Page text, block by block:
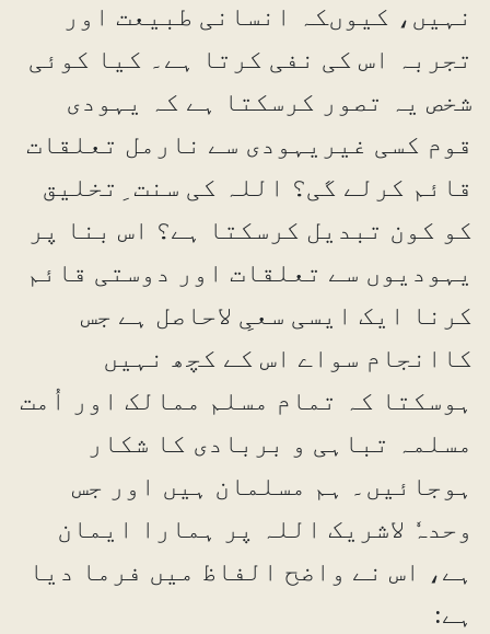
نہیں، کیوںکہ انسانی طبیعت اور
تجربہ اس کی نفی کرتا ہے۔ کیا کوئی
شخص یہ تصور کرسکتا ہے کہ یہودی
قوم کسی غیریہودی سے نارمل تعلقات
قائم کرلے گی؟ اللہ کی سنت ِتخلیق
کو کون تبدیل کرسکتا ہے؟ اس بنا پر
یہودیوں سے تعلقات اور دوستی قائم
کرنا ایک ایسی سعیِ لاحاصل ہے جس
کاانجام سواے اس کے کچھ نہیں
ہوسکتا کہ تمام مسلم ممالک اور اُمت
مسلمہ تباہی و بربادی کا شکار
ہوجائیں۔ ہم مسلمان ہیں اور جس
وحدہٗ لاشریک اللہ پر ہمارا ایمان
ہے، اس نے واضح الفاظ میں فرما دیا
ہے: